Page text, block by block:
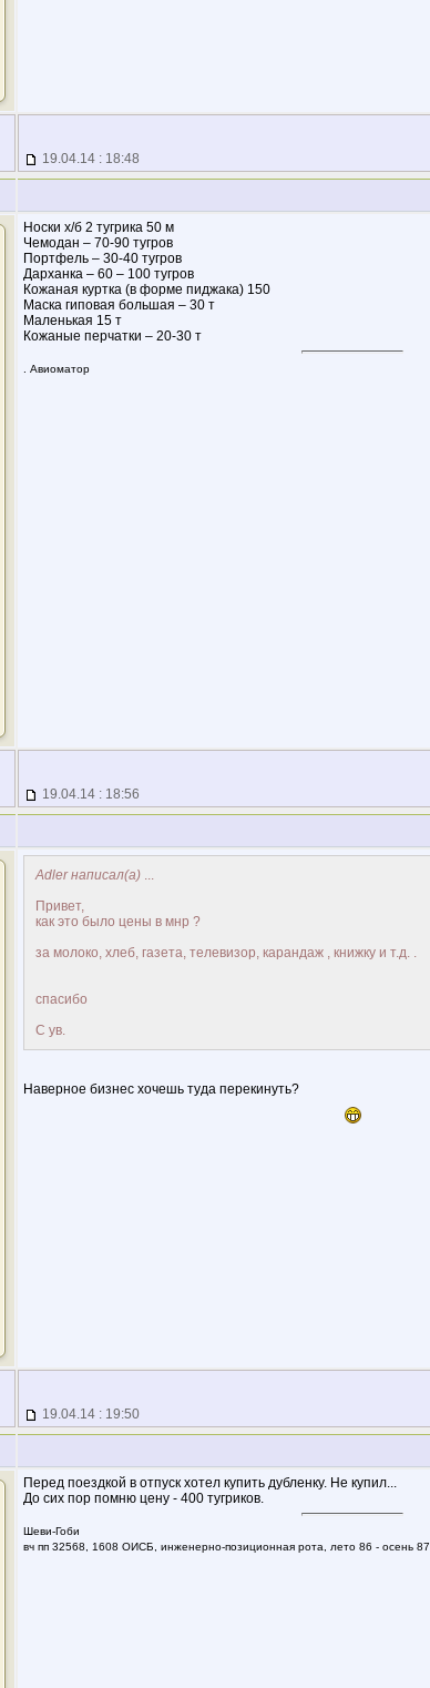
19.04.14 : 18:48
Носки х/б 2 тугрика 50 м
Чемодан – 70-90 тугров
Портфель – 30-40 тугров
Дарханка – 60 – 100 тугров
Кожаная куртка (в форме пиджака) 150
Маска гиповая большая – 30 т
Маленькая 15 т
Кожаные перчатки – 20-30 т
. Авиоматор
19.04.14 : 18:56
Adler написал(а)...
Привет,
как это было цены в мнр ?
за молоко, хлеб, газета, телевизор, карандаж , книжку и т.д. .
спасибо
С ув.
Наверное бизнес хочешь туда перекинуть?
19.04.14 : 19:50
Перед поездкой в отпуск хотел купить дубленку. Не купил...
До сих пор помню цену - 400 тугриков.
Шеви-Гоби
вч пп 32568, 1608 ОИСБ, инженерно-позиционная рота, лето 86 - осень 87.